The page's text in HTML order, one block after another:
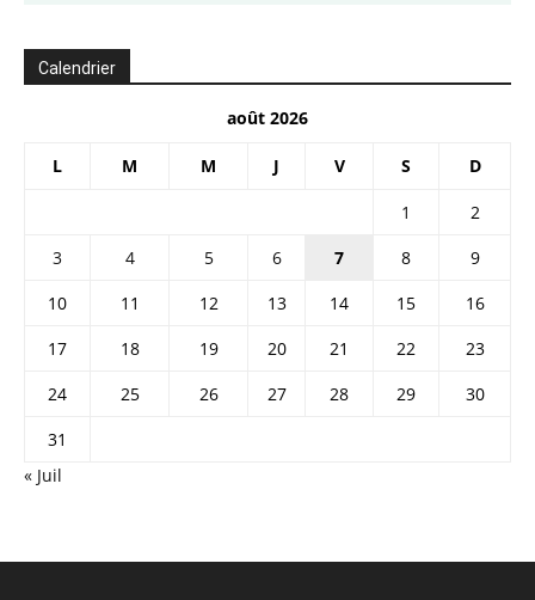
Calendrier
août 2026
L M M J V S D
1
2
3
4 5 6 7 8
9
10
11 12 13 14 15
16
17
18 19 20 21 22
23
24
25 26 27 28 29
30
31
« Juil